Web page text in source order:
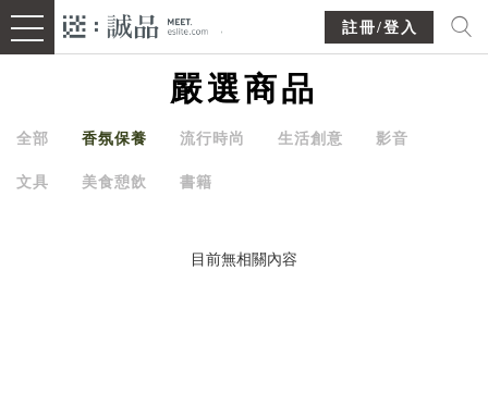
註冊/登入
嚴選商品
全部 香氛保養 流行時尚 生活創意 影音
文具 美食憩飲 書籍
目前無相關內容